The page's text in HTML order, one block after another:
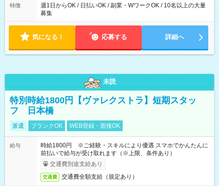
特徴
週1日からOK / 日払いOK / 副業・WワークOK / 10名以上の大量
募集
気になる！ 応募する 詳細へ
未読
特別時給1800円【ヴァレクストラ】短期スタッ
フ 日本橋
派遣 ブランクOK WEB登録・面接OK
給与
時給1800円 ※ご経験・スキルにより優遇 スマホでかんたんに
前払いで給与が受け取れます（※上限、条件あり）
交通費別途支給あり
交通費 交通費全額支給（規定あり）